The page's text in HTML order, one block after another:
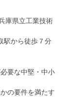
庫県立工業技術
から徒歩７分
要な中堅・中小
の要件を満たす